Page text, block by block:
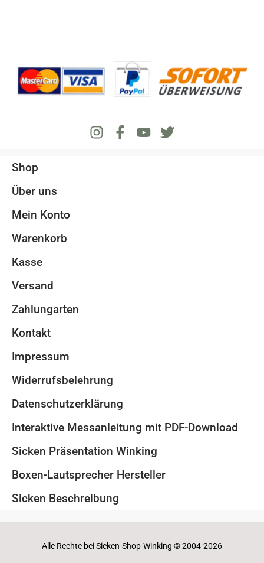
Shop
Über uns
Mein Konto
Warenkorb
Kasse
Versand
Zahlungarten
Kontakt
Impressum
Widerrufsbelehrung
Datenschutzerklärung
Interaktive Messanleitung mit PDF-Download
Sicken Präsentation Winking
Boxen-Lautsprecher Hersteller
Sicken Beschreibung
Alle Rechte bei Sicken-Shop-Winking © 2004-2026